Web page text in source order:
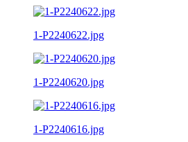
1-P2240622.jpg
1-P2240620.jpg
1-P2240616.jpg